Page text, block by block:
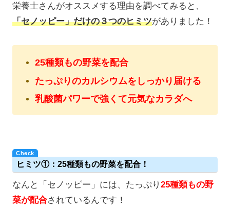
栄養士さんがオススメする理由を調べてみると、
「セノッピー」だけの３つのヒミツがありました！
25種類もの野菜を配合
たっぷりのカルシウムをしっかり届ける
乳酸菌パワーで強くて元気なカラダへ
ヒミツ①：25種類もの野菜を配合！
なんと「セノッピー」には、たっぷり 25種類もの野
菜が配合されているんです！